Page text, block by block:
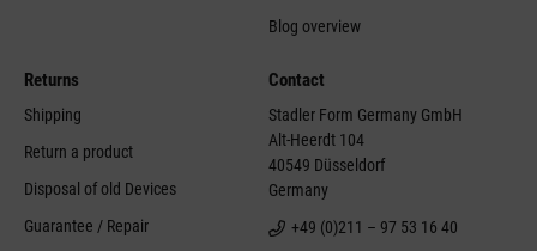
Blog overview
Returns
Shipping
Return a product
Disposal of old Devices
Guarantee / Repair
Contact
Stadler Form Germany GmbH
Alt-Heerdt 104
40549 Düsseldorf
Germany
+49 (0)211 – 97 53 16 40